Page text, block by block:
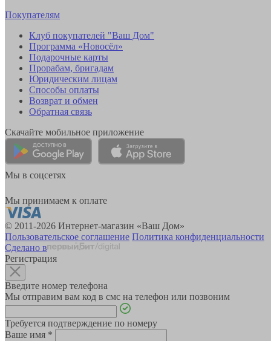
Покупателям
Клуб покупателей "Ваш Дом"
Программа «Новосёл»
Подарочные карты
Прорабам, бригадам
Юридическим лицам
Способы оплаты
Возврат и обмен
Обратная связь
Скачайте мобильное приложение
Мы в соцсетях
Мы принимаем к оплате
© 2011-2026 Интернет-магазин «Ваш Дом»
Пользовательское соглашение Политика конфиденциальности
Сделано в
Регистрация
Введите номер телефона
Мы отправим вам код в смс на телефон или позвоним
Требуется подтверждение по номеру
Ваше имя *